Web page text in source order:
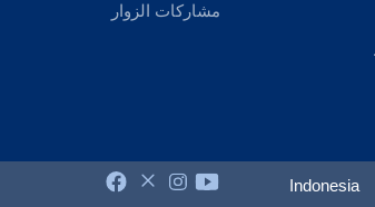
مشاركات الزوار
Indonesia